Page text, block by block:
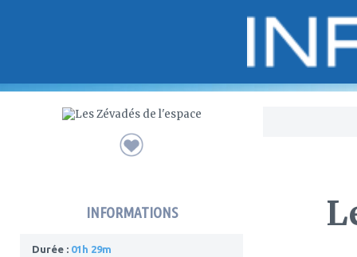
INFORMATIONS
Durée : 01h 29m